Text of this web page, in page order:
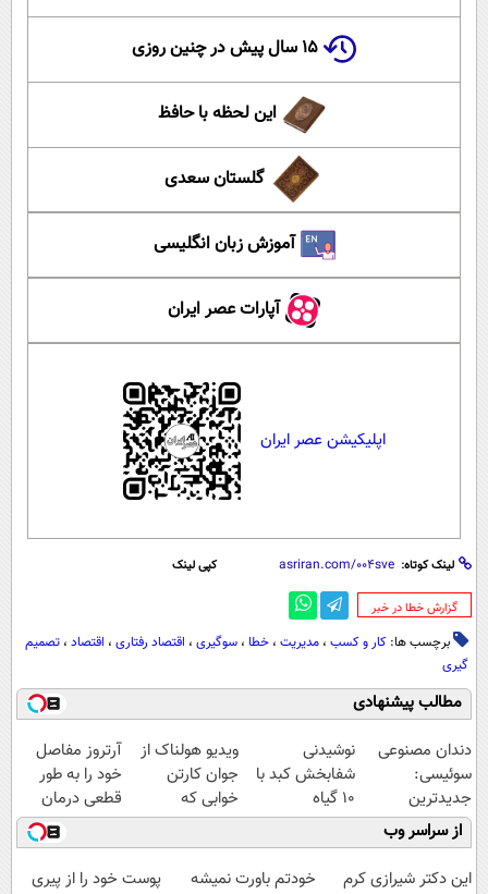
۱۵ سال پیش در چنین روزی
این لحظه با حافظ
گلستان سعدی
آموزش زبان انگلیسی
آپارات عصر ایران
اپلیکیشن عصر ایران
لینک کوتاه: کپی لینک
‌گزارش خطا در خبر
برچسب ها: کار و کسب ، مدیریت ، خطا ، سوگیری‌ ، اقتصاد رفتاری ، اقتصاد ، تصمیم
گیری
مطالب پیشنهادی
دندان مصنوعی
سوئیسی:
جدیدترین
فناوری اروپا،
سبک و مقاوم |
پرداخت قسطی
نوشیدنی
شفابخش کبد با
10 گیاه
موثر(تخفیف تا
امشب)
ویدیو هولناک از
جوان کارتن
خوابی که
میلیاردر شد.
آموزش رایگان
آرتروز مفاصل
خود را به طور
قطعی درمان
کنید!
◗پرسش‌نامه◖
از سراسر وب
این دکتر شیرازی کرم
خودتم باورت نمیشه
پوست خود را از پیری